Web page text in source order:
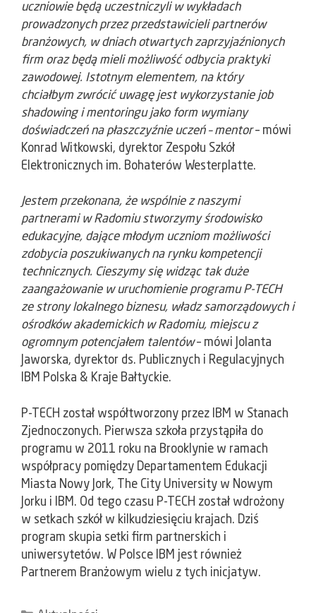
uczniowie będą uczestniczyli w wykładach
prowadzonych przez przedstawicieli partnerów
branżowych, w dniach otwartych zaprzyjaźnionych
firm oraz będą mieli możliwość odbycia praktyki
zawodowej. Istotnym elementem, na który
chciałbym zwrócić uwagę jest wykorzystanie job
shadowing i mentoringu jako form wymiany
doświadczeń na płaszczyźnie uczeń – mentor– mówi
Konrad Witkowski, dyrektor Zespołu Szkół
Elektronicznych im. Bohaterów Westerplatte.
Jestem przekonana, że wspólnie z naszymi
partnerami w Radomiu stworzymy środowisko
edukacyjne, dające młodym uczniom możliwości
zdobycia poszukiwanych na rynku kompetencji
technicznych. Cieszymy się widząc tak duże
zaangażowanie w uruchomienie programu P-TECH
ze strony lokalnego biznesu, władz samorządowych i
ośrodków akademickich w Radomiu, miejscu z
ogromnym potencjałem talentów– mówi Jolanta
Jaworska, dyrektor ds. Publicznych i Regulacyjnych
IBM Polska & Kraje Bałtyckie.
P-TECH został współtworzony przez IBM w Stanach
Zjednoczonych. Pierwsza szkoła przystąpiła do
programu w 2011 roku na Brooklynie w ramach
współpracy pomiędzy Departamentem Edukacji
Miasta Nowy Jork, The City University w Nowym
Jorku i IBM. Od tego czasu P-TECH został wdrożony
w setkach szkół w kilkudziesięciu krajach. Dziś
program skupia setki firm partnerskich i
uniwersytetów. W Polsce IBM jest również
Partnerem Branżowym wielu z tych inicjatyw.